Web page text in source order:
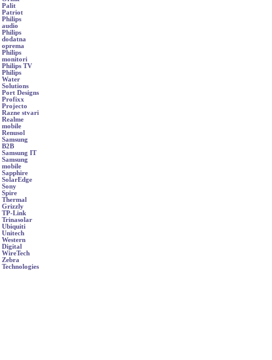
Palit
Patriot
Philips
audio
Philips
dodatna
oprema
Philips
monitori
Philips TV
Philips
Water
Solutions
Port Designs
Profixx
Projecto
Razne stvari
Realme
mobile
Renusol
Samsung
B2B
Samsung IT
Samsung
mobile
Sapphire
SolarEdge
Sony
Spire
Thermal
Grizzly
TP-Link
Trinasolar
Ubiquiti
Unitech
Western
Digital
WireTech
Zebra
Technologies